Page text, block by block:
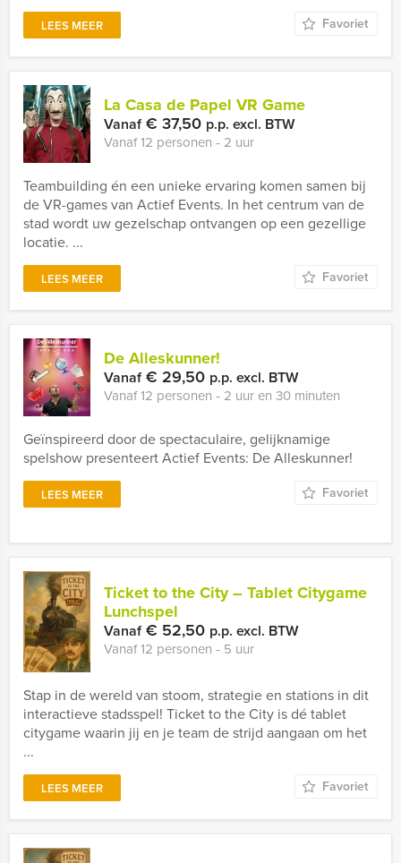
LEES MEER Favoriet
La Casa de Papel VR Game
Vanaf€ 37,50 p.p. excl. BTW
Vanaf 12 personen ‐ 2 uur
Teambuilding én een unieke ervaring komen samen bij
de VR-games van Actief Events. In het centrum van de
stad wordt uw gezelschap ontvangen op een gezellige
locatie. ...
LEES MEER Favoriet
De Alleskunner!
Vanaf€ 29,50 p.p. excl. BTW
Vanaf 12 personen ‐ 2 uur en 30 minuten
Geïnspireerd door de spectaculaire, gelijknamige
spelshow presenteert Actief Events: De Alleskunner!
LEES MEER Favoriet
Ticket to the City – Tablet Citygame
Lunchspel
Vanaf€ 52,50 p.p. excl. BTW
Vanaf 12 personen ‐ 5 uur
Stap in de wereld van stoom, strategie en stations in dit
interactieve stadsspel! Ticket to the City is dé tablet
citygame waarin jij en je team de strijd aangaan om het
...
LEES MEER Favoriet